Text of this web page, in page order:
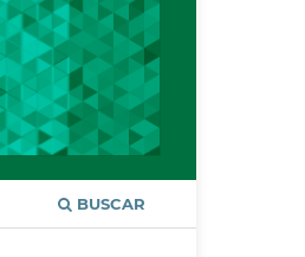
BUSCAR